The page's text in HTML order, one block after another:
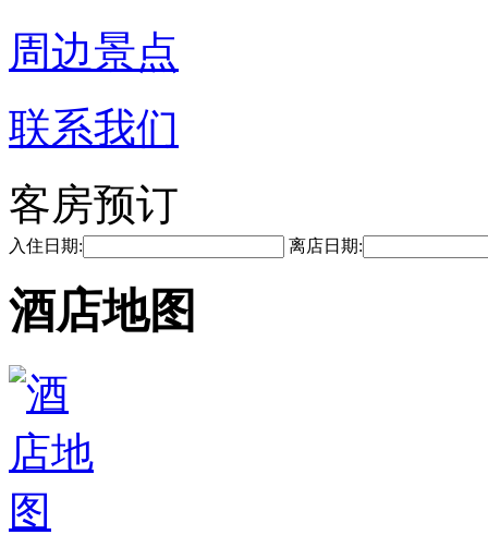
周边景点
联系我们
客房预订
入住日期: 离店日期:
酒店地图